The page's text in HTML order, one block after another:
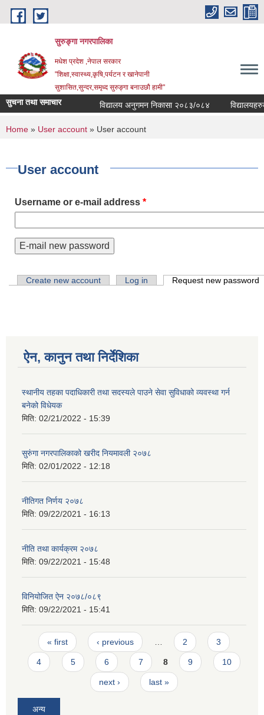
Skip to main content
सुरुङ्‍गा नगरपालिका
मधेश प्रदेश ,नेपाल सरकार
"शिक्षा,स्वास्थ्य,कृषि,पर्यटन र खानेपानी
सुशासित,सुन्दर,समृध्द सुरुङ्गा बनाउछौ हामी"
सुचना तथा समाचार विद्यालय अनुगमन निकासा २०८३/०८४
You are here
Home » User account » User account
User account
Username or e-mail address *
Primary tabs
Create new account Log in Request new password
ऐन, कानुन तथा निर्देशिका
स्थानीय तहका पदाधिकारी तथा सदस्यले पाउने सेवा सुविधाको व्यवस्था गर्न
बनेको विधेयक
मिति: 02/21/2022 - 15:39
सुरुंगा नगरपालिकाको खरीद नियमावली २०७८
मिति: 02/01/2022 - 12:18
नीतिगत निर्णय २०७८
मिति: 09/22/2021 - 16:13
नीति तथा कार्यक्रम २०७८
मिति: 09/22/2021 - 15:48
विनियोजित ऐन २०७८/०८९
मिति: 09/22/2021 - 15:41
Pages
« first ‹ previous 2 3
4 5 6 7 8 9 10
next › last »
अन्य